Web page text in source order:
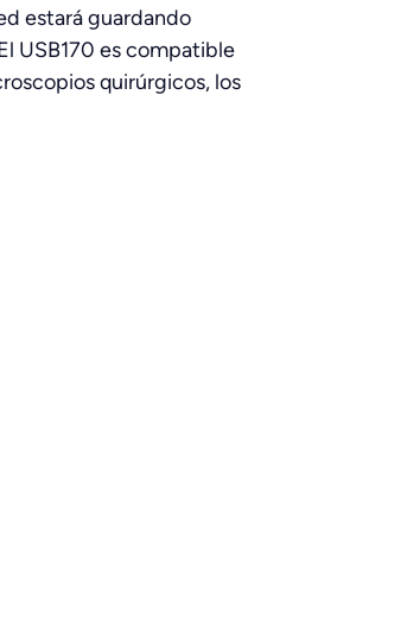
estará guardando
USB170 es compatible
quirúrgicos, los